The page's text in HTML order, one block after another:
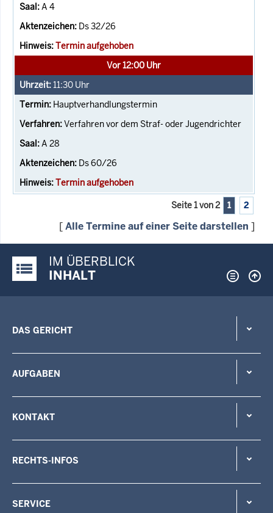
A 4
Ds 32/26
Termin aufgehoben
Vor 12:00 Uhr
11:30 Uhr
Hauptverhandlungstermin
Verfahren vor dem Straf- oder Jugendrichter
A 28
Ds 60/26
Termin aufgehoben
Seite 1 von 2 1 2
[Alle Termine auf einer Seite darstellen ]
Justiz-Portal im Überblick:
IM ÜBERBLICK
INHALT
DAS GERICHT
AUFGABEN
KONTAKT
RECHTS-INFOS
SERVICE